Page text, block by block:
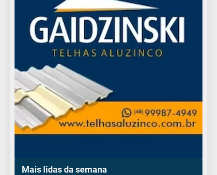
Mais lidas da semana